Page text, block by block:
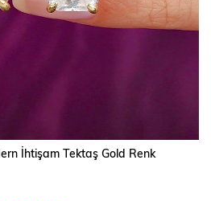
İhtişam Tektaş Gold Renk